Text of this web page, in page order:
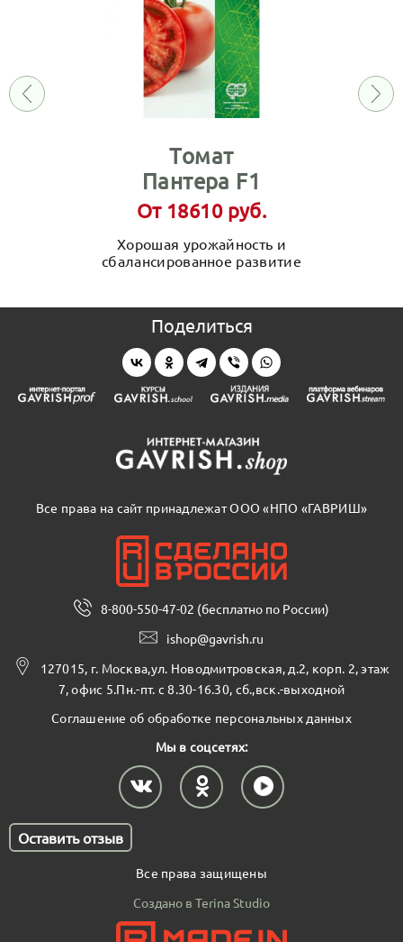
В корзину
Томат
Пантера F1
От 18610 руб.
Хорошая урожайность и
сбалансированное развитие
Поделиться
Все права на сайт принадлежат ООО «НПО «ГАВРИШ»
8-800-550-47-02 (бесплатно по России)
ishop@gavrish.ru
127015, г. Москва,ул. Новодмитровская, д.2, корп. 2, этаж
7, офис 5.Пн.-пт. с 8.30-16.30, сб.,вск.-выходной
Соглашение об обработке персональных данных
Мы в соцсетях:
Оставить отзыв
Все права защищены
Создано в Terina Studio